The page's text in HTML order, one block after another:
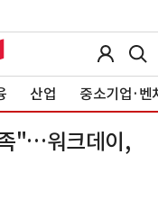
산업 중소기업·벤
"…워크데이,